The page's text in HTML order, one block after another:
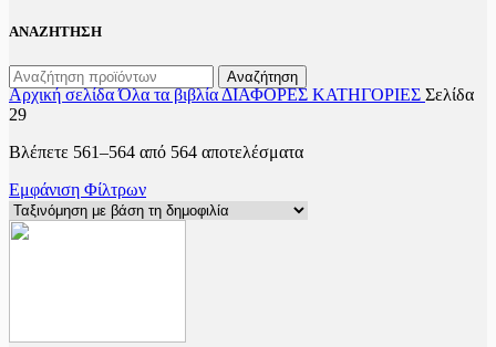
ΑΝΑΖΗΤΗΣΗ
Αναζήτηση
Αρχική σελίδαΌλα τα βιβλίαΔΙΑΦΟΡΕΣ ΚΑΤΗΓΟΡΙΕΣ Σελίδα
29
Βλέπετε 561–564 από 564 αποτελέσματαSorted
Εμφάνιση Φίλτρων